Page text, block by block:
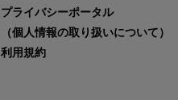
プライバシーポータル
（個人情報の取り扱いについて）
利用規約